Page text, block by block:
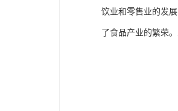
饮业和零售业的发
了食品产业的繁荣